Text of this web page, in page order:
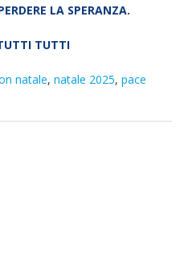
LA SPERANZA.
TUTTI
natale, natale 2025, pace